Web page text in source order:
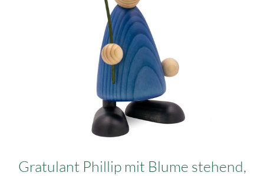
Gratulant Phillip mit Blume stehend,